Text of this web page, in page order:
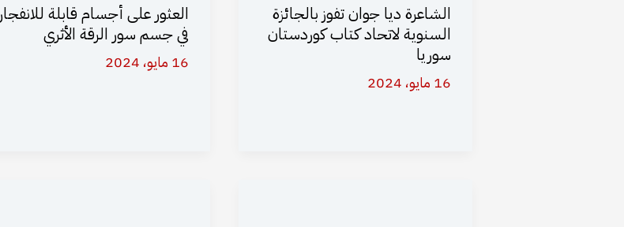
الشاعرة ديا جوان تفوز بالجائزة
السنوية لاتحاد كتاب كوردستان
سوريا
16 مايو، 2024
العثور على أجسام قابلة للانفجار
في جسم سور الرقة الأثري
16 مايو، 2024